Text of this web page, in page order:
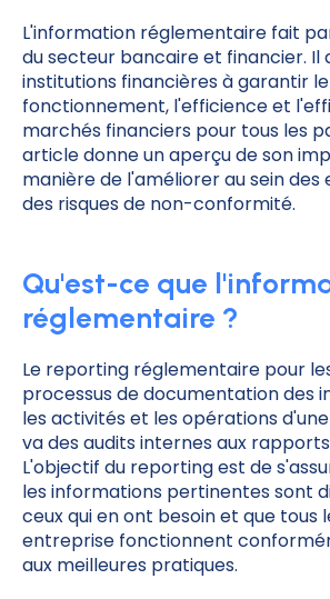
L'information réglementaire fait
du secteur bancaire et financier. Il
institutions financières à garantir
fonctionnement, l'efficience et
marchés financiers pour tous les
article donne un aperçu de son
manière de l'améliorer au sein
des risques de non-conformité.
Qu'est-ce que
réglementaire ?
Le reporting réglementaire pour
processus de documentation des
les activités et les opérations
va des audits internes aux
L'objectif du reporting est de
les informations pertinentes sont
ceux qui en ont besoin et que tous
entreprise fonctionnent
aux meilleures pratiques.